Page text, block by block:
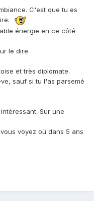
C'est que tu es
énergie en ce côté
le dire.
et très diplomate.
sauf si tu l'as parsemé
Sur une
voyez où dans 5 ans